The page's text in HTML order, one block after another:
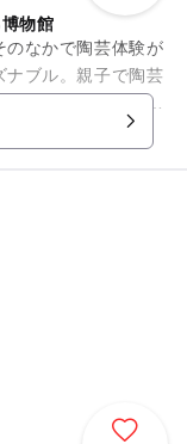
物館
のなかで陶芸体験が
ナブル。親子で陶芸
もしれません。 陶